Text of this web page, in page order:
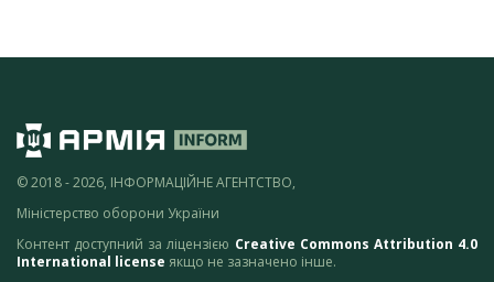
© 2018 - 2026, ІНФОРМАЦІЙНЕ АГЕНТСТВО,
Міністерство оборони України
Контент доступний за ліцензією Creative Commons Attribution 4.0
International license якщо не зазначено інше.